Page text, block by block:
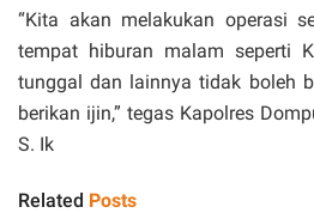
“Kita akan melakukan operasi
tempat hiburan malam seperti
tunggal dan lainnya tidak boleh
berikan ijin,” tegas Kapolres
S. Ik
Related Posts